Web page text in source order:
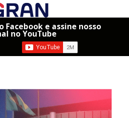
Facebook e assine nosso
no YouTube